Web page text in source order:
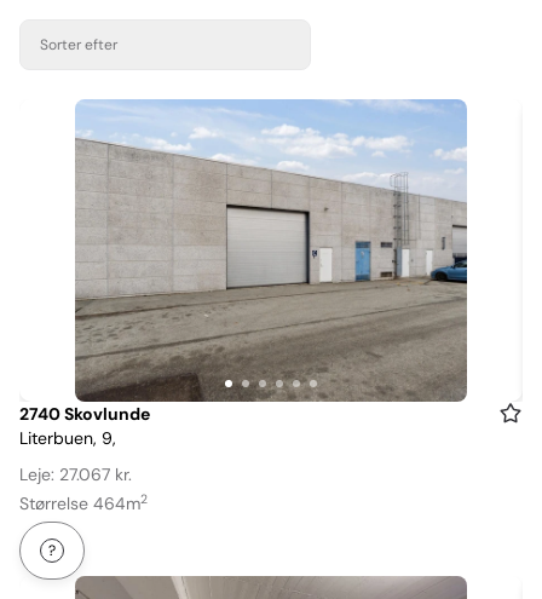
Sorter efter
Item
1
of
6
2740 Skovlunde
Literbuen, 9,
Leje: 27.067 kr.
Størrelse 464m2